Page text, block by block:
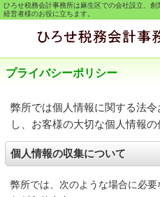
ひろせ税務会計事務所は麻生区での会社設立、
経営者様のお役に立ちます。
プライバシーポリシー
弊所では個人情報に関する法
し、お客様の大切な個人情報の
個人情報の収集について
弊所では、次のような場合に必